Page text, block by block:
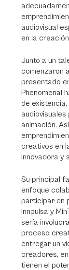
audiovisual
en la
Junto a un
comenzaron
presentado
Phenomenal
de
animación.
creativos en
innovadora y
Su principal
enfoque
participar en
Innpulsa y
sería
proceso
entregar un
creadores,
tienen el